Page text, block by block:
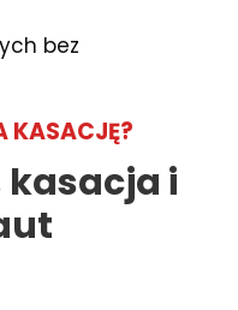
bez
KASACJĘ?
kasacja i